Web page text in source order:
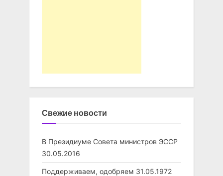
Свежие новости
В Президиуме Совета министров ЭССР
30.05.2016
Поддерживаем, одобряем 31.05.1972